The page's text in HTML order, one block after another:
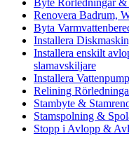
Renovera Badrum,
Byta
Installera
Installera enskilt
slamavskiljare
Installera
Relining
Stambyte &
Stamspolning &
Stopp i Avlopp &